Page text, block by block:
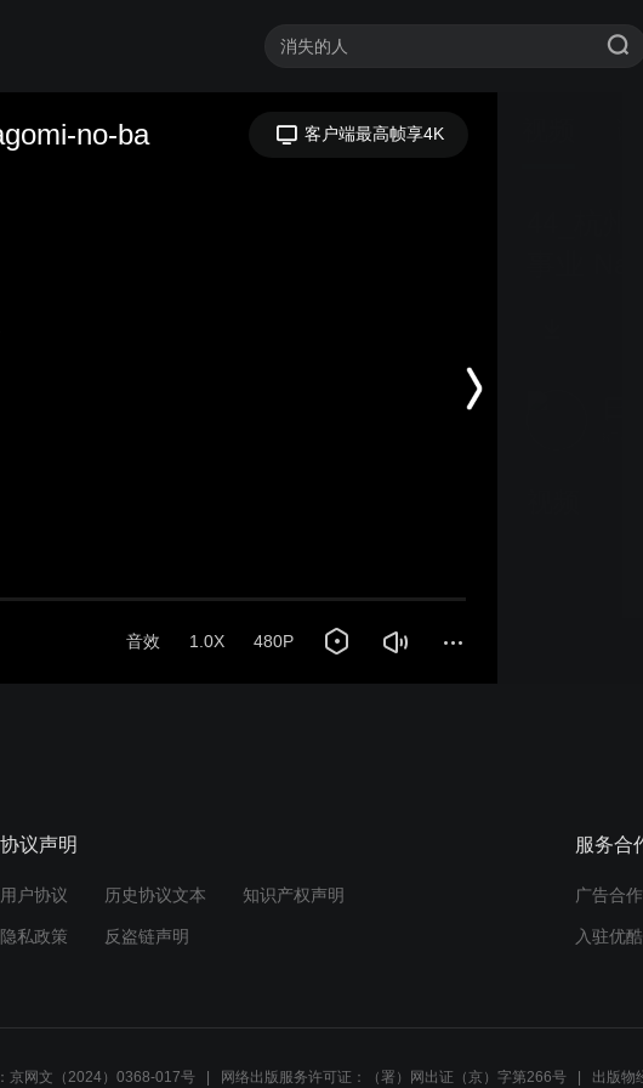
no-ba 客户端最高帧享4K
音效 1.0X 480P
事业
协议声明
用户协议 历史协议文本 知识产权声明
隐私政策 反盗链声明
服务合
广告合作
入驻优酷
京网文（2024）0368-017号 网络出版服务许可证：（署）网出证（京）字第266号 出版物